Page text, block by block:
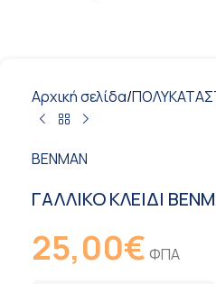
Αρχική σελίδα/
BENMAN
ΓΑΛΛΙΚΟ ΚΛΕΙΔΙ
25,00€ ΦΠΑ